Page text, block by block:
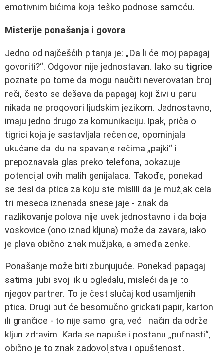
emotivnim bićima koja teško podnose samoću.
Misterije ponašanja i govora
Jedno od najčešćih pitanja je: „Da li će moj papagaj
govoriti?“. Odgovor nije jednostavan. Iako su tigrice
poznate po tome da mogu naučiti neverovatan broj
reči, često se dešava da papagaj koji živi u paru
nikada ne progovori ljudskim jezikom. Jednostavno,
imaju jedno drugo za komunikaciju. Ipak, priča o
tigrici koja je sastavljala rečenice, opominjala
ukućane da idu na spavanje rečima „pajki“ i
prepoznavala glas preko telefona, pokazuje
potencijal ovih malih genijalaca. Takođe, ponekad
se desi da ptica za koju ste mislili da je mužjak cela
tri meseca iznenada snese jaje - znak da
razlikovanje polova nije uvek jednostavno i da boja
voskovice (ono iznad kljuna) može da zavara, iako
je plava obično znak mužjaka, a smeđa zenke.
Ponašanje može biti zbunjujuće. Ponekad papagaj
satima ljubi svoj lik u ogledalu, misleći da je to
njegov partner. To je čest slučaj kod usamljenih
ptica. Drugi put će besomučno grickati papir, karton
ili grančice - to nije samo igra, već i način da održe
kljun zdravim. Kada se napuše i postanu „pufnasti“,
obično je to znak zadovoljstva i opuštenosti.